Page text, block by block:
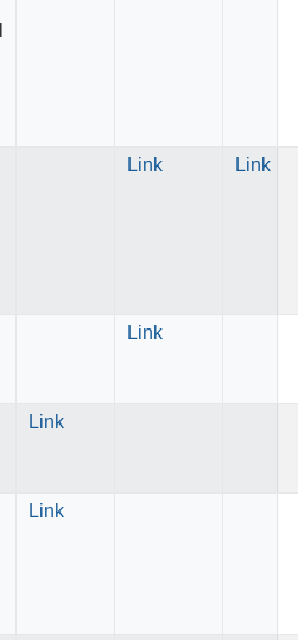
Link Link
Link
Link
Link